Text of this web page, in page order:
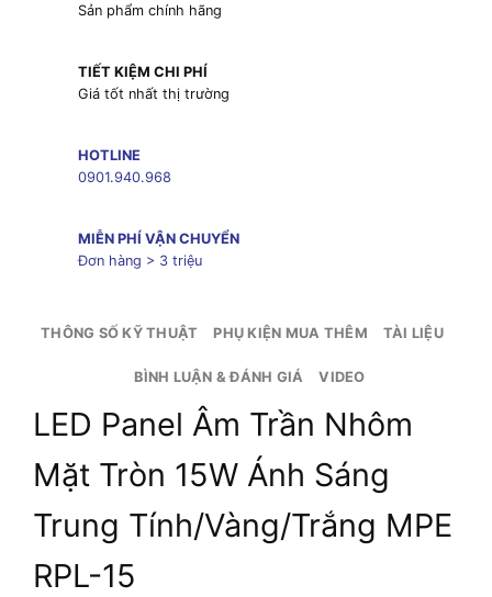
Sản phẩm chính hãng
TIẾT KIỆM CHI PHÍ
Giá tốt nhất thị trường
HOTLINE
0901.940.968
MIỄN PHÍ VẬN CHUYỂN
Đơn hàng > 3 triệu
THÔNG SỐ KỸ THUẬT PHỤ KIỆN MUA THÊM TÀI LIỆU
BÌNH LUẬN & ĐÁNH GIÁ VIDEO
LED Panel Âm Trần Nhôm
Mặt Tròn 15W Ánh Sáng
Trung Tính/Vàng/Trắng MPE
RPL-15